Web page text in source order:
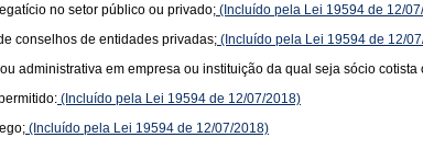
no setor público ou privado; (Incluído pela Lei 19594 de 12/
conselhos de entidades privadas; (Incluído pela Lei 19594 de 12/
administrativa em empresa ou instituição da qual seja sócio cotista
(Incluído pela Lei 19594 de 12/07/2018)
(Incluído pela Lei 19594 de 12/07/2018)